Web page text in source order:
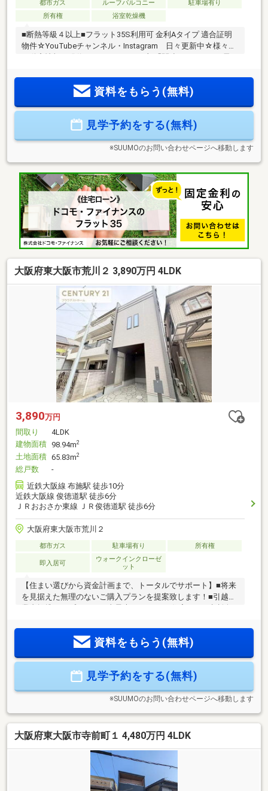
都市ガス ルーフバルコニー
駐車場有り
所有権
浴室乾燥機
■断熱等級４以上■フラット35S利用可 金利Aタイプ 適合証明
物件☆YouTubeチャンネル・Instagram 日々更新中☆様々な
不動産情報を発信していきます！下部「関連リンク」より飛
気軽に！・年収が低い、奥様だけでローンを組みたい、勤続
年数が短い等、すべてお任せください！
資料をもらう(無料)
見学予約をする(無料)
※SUUMOのお問い合わせページへ移動します
大阪府東大阪市荒川２ 3,890万円 4LDK
3,890万円
間取り
4LDK
建物面積 98.94m2
土地面積 65.83m2
総戸数
-
近鉄大阪線 布施駅 徒歩10分
近鉄大阪線 俊徳道駅 徒歩6分
ＪＲおおさか東線 ＪＲ俊徳道駅 徒歩6分
大阪府東大阪市荒川２
都市ガス 駐車場有り 所有権
即入居可
ウォークインクローゼ
ット
【住まい選びから資金計画まで、トータルでサポート】■将来
を見据えた無理のないご購入プランを提案致します！■引越し
が可能！■住宅ローンアドバイザー、住宅建築アドバイザー有
資格者多数在籍！【お家探しは『大阪市内売上No.1』の
立地♯ビルトインガレージ１台付き♯スーパーなどの生活施設
が徒歩圏内で便利♯南向きバルコニーで陽当たり・通風良好
資料をもらう(無料)
見学予約をする(無料)
※SUUMOのお問い合わせページへ移動します
大阪府東大阪市寺前町１ 4,480万円 4LDK